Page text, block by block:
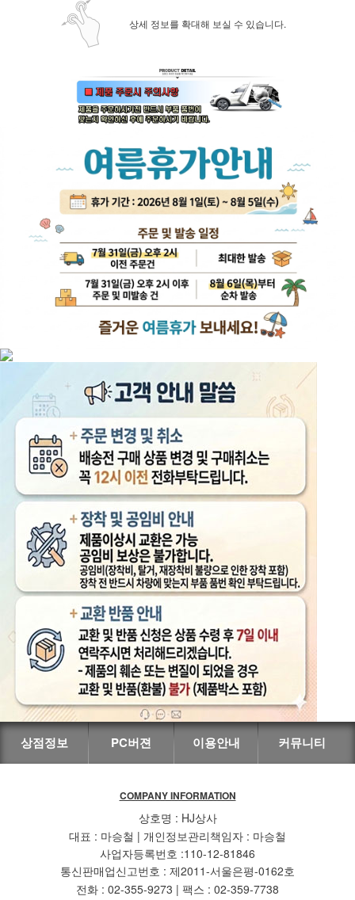
상세 정보를 확대해 보실 수 있습니다.
상점정보 PC버젼 이용안내 커뮤니티
COMPANY INFORMATION
상호명 : HJ상사
대표 : 마승철 | 개인정보관리책임자 : 마승철
사업자등록번호 :110-12-81846
통신판매업신고번호 : 제2011-서울은평-0162호
전화 : 02-355-9273 | 팩스 : 02-359-7738